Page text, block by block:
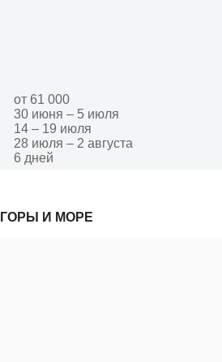
от 61 000
30 июня – 5 июля
14 – 19 июля
28 июля – 2 августа
6 дней
ГОРЫ И МОРЕ